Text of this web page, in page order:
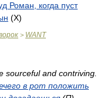
Роман, когда пуст
(X)
> WANT
sourceful and contriving.
в рот положить